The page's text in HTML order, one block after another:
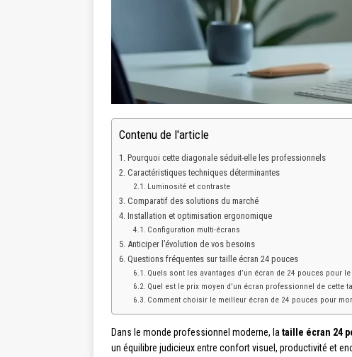
Contenu de l'article
Pourquoi cette diagonale séduit-elle les professionnels
Caractéristiques techniques déterminantes
Luminosité et contraste
Comparatif des solutions du marché
Installation et optimisation ergonomique
Configuration multi-écrans
Anticiper l’évolution de vos besoins
Questions fréquentes sur taille écran 24 pouces
Quels sont les avantages d’un écran de 24 pouces pour
Quel est le prix moyen d’un écran professionnel de cette
Comment choisir le meilleur écran de 24 pouces pour
Dans le monde professionnel moderne, la taille écran 24
un équilibre judicieux entre confort visuel, productivité et